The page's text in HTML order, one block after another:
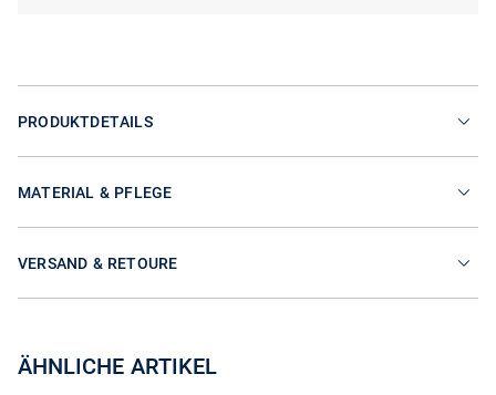
PRODUKTDETAILS
MATERIAL & PFLEGE
VERSAND & RETOURE
ÄHNLICHE ARTIKEL